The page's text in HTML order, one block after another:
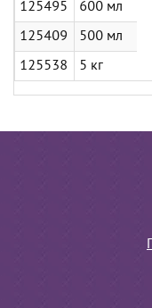
125495 600 мл
125409 500 мл
125538 5 кг